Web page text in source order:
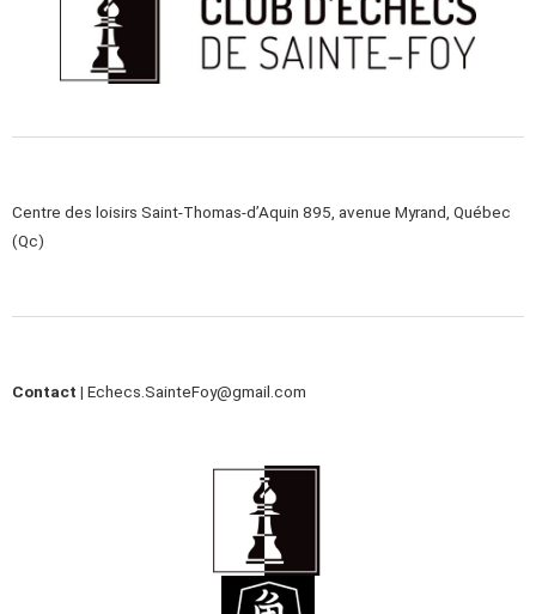
Centre des loisirs Saint-Thomas-d’Aquin 895, avenue Myrand, Québec
(Qc)
Contact | Echecs.SainteFoy@gmail.com